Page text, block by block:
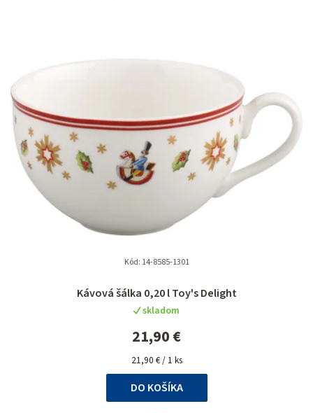
Kávová šálka 0,20 l Toy's Delight
hodnotenie
produktu
je
5,0
z
5
hviezdičiek.
skladom
21,90 €
Jednotková
cena:
21,90 € / 1 ks
DO KOŠÍKA
Kód: 14-8585-1301